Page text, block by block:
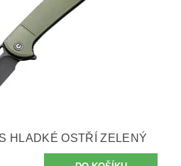
HLADKÉ OSTŘÍ ZELENÝ